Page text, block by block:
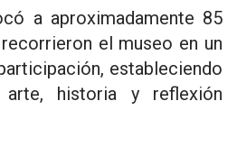
a aproximadamente 85
el museo en un
estableciendo
historia y reflexión